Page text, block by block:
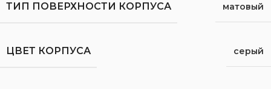
ТИП ПОВЕРХНОСТИ КОРПУСА матовый
ЦВЕТ КОРПУСА серый